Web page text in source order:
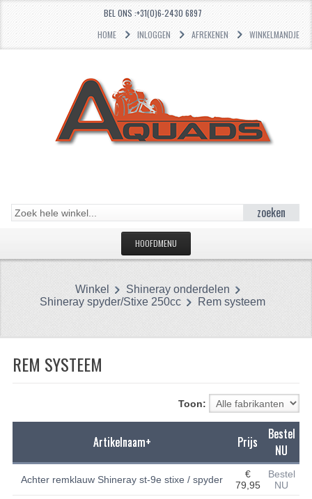
BEL ONS :+31(0)6-2430 6897
HOME
INLOGGEN AFREKENEN WINKELMANDJE
zoeken
HOOFDMENU
CATEGORIEËN
PAKKINGEN
PLASTIC PARTS
Winkel
Shineray onderdelen
Shineray spyder/Stixe 250cc
Rem systeem
REM SYSTEEM
Toon:
Artikelnaam+ Prijs
Bestel
NU
Achter remklauw Shineray st-9e stixe / spyder
€
79,95
Bestel
NU